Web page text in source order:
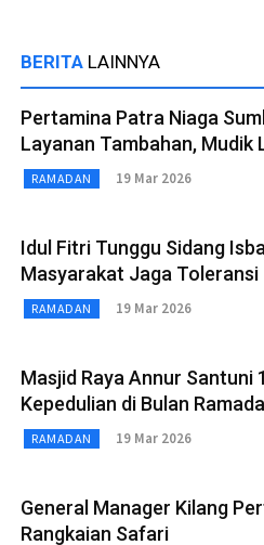
BERITA LAINNYA
Pertamina Patra Niaga
Layanan Tambahan, Mudik
RAMADAN 19 Mar 2026
Idul Fitri Tunggu Sidang
Masyarakat Jaga Toleransi
RAMADAN 19 Mar 2026
Masjid Raya Annur Santuni
Kepedulian di Bulan
RAMADAN 19 Mar 2026
General Manager Kilang
Rangkaian Safari